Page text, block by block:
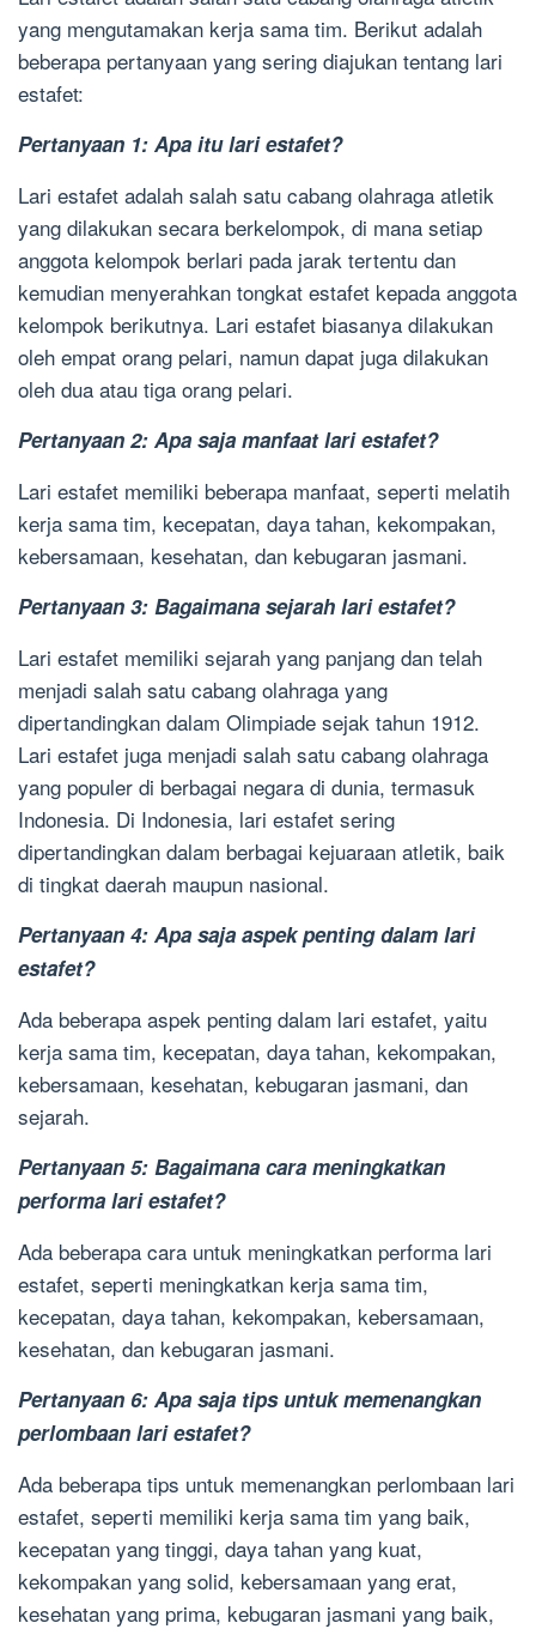
yang mengutamakan kerja sama tim. Berikut adalah
beberapa pertanyaan yang sering diajukan tentang lari
estafet:
Pertanyaan 1: Apa itu lari estafet?
Lari estafet adalah salah satu cabang olahraga atletik
yang dilakukan secara berkelompok, di mana setiap
anggota kelompok berlari pada jarak tertentu dan
kemudian menyerahkan tongkat estafet kepada anggota
kelompok berikutnya. Lari estafet biasanya dilakukan
oleh empat orang pelari, namun dapat juga dilakukan
oleh dua atau tiga orang pelari.
Pertanyaan 2: Apa saja manfaat lari estafet?
Lari estafet memiliki beberapa manfaat, seperti melatih
kerja sama tim, kecepatan, daya tahan, kekompakan,
kebersamaan, kesehatan, dan kebugaran jasmani.
Pertanyaan 3: Bagaimana sejarah lari estafet?
Lari estafet memiliki sejarah yang panjang dan telah
menjadi salah satu cabang olahraga yang
dipertandingkan dalam Olimpiade sejak tahun 1912.
Lari estafet juga menjadi salah satu cabang olahraga
yang populer di berbagai negara di dunia, termasuk
Indonesia. Di Indonesia, lari estafet sering
dipertandingkan dalam berbagai kejuaraan atletik, baik
di tingkat daerah maupun nasional.
Pertanyaan 4: Apa saja aspek penting dalam lari
estafet?
Ada beberapa aspek penting dalam lari estafet, yaitu
kerja sama tim, kecepatan, daya tahan, kekompakan,
kebersamaan, kesehatan, kebugaran jasmani, dan
sejarah.
Pertanyaan 5: Bagaimana cara meningkatkan
performa lari estafet?
Ada beberapa cara untuk meningkatkan performa lari
estafet, seperti meningkatkan kerja sama tim,
kecepatan, daya tahan, kekompakan, kebersamaan,
kesehatan, dan kebugaran jasmani.
Pertanyaan 6: Apa saja tips untuk memenangkan
perlombaan lari estafet?
Ada beberapa tips untuk memenangkan perlombaan lari
estafet, seperti memiliki kerja sama tim yang baik,
kecepatan yang tinggi, daya tahan yang kuat,
kekompakan yang solid, kebersamaan yang erat,
kesehatan yang prima, kebugaran jasmani yang baik,